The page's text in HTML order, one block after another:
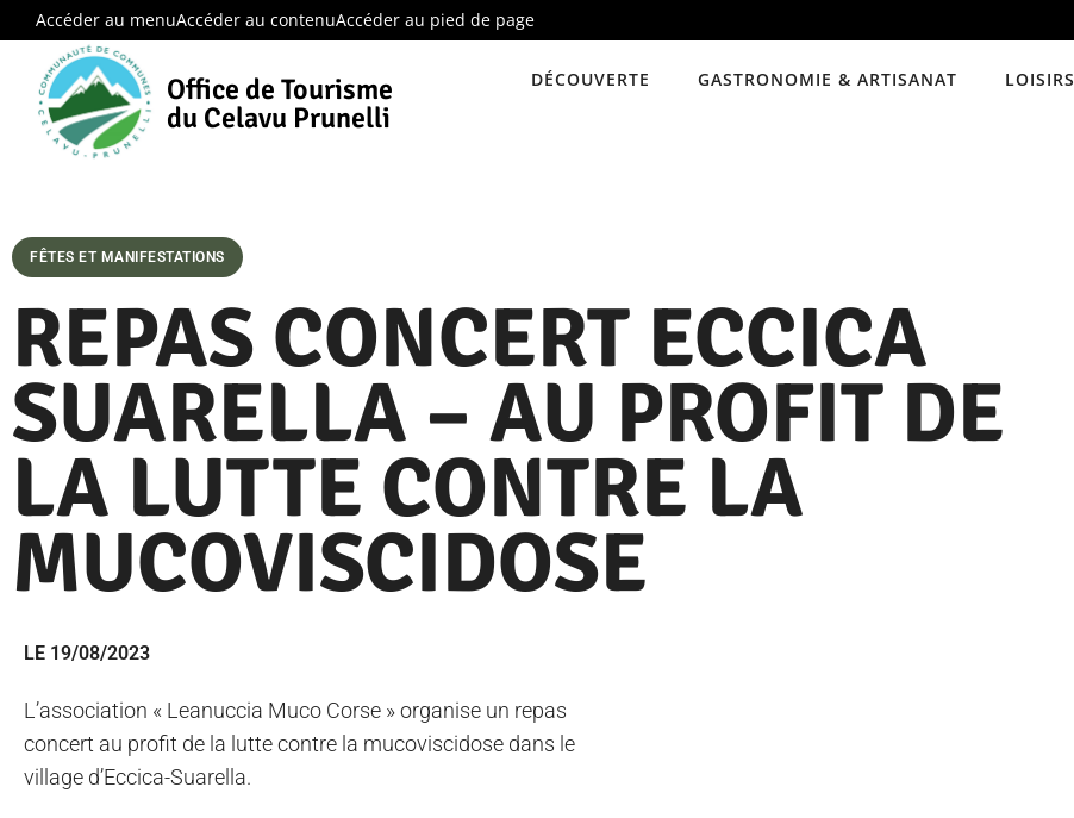
Accéder au menuAccéder au contenuAccéder au pied de page
Office de Tourisme
du Celavu Prunelli
DÉCOUVERTE GASTRONOMIE & ARTISANAT LOISIRS
FÊTES ET MANIFESTATIONS
REPAS CONCERT ECCICA
SUARELLA – AU PROFIT DE
LA LUTTE CONTRE LA
MUCOVISCIDOSE
LE 19/08/2023
L’association « Leanuccia Muco Corse » organise un repas
concert au profit de la lutte contre la mucoviscidose dans le
village d’Eccica-Suarella.